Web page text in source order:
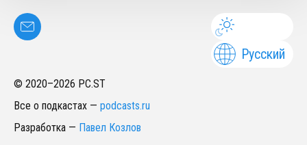
Русский
© 2020–2026 PC.ST
Все о подкастах — podcasts.ru
Разработка — Павел Козлов